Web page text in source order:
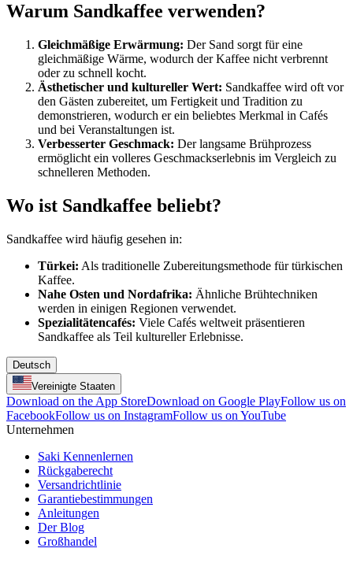
Warum Sandkaffee verwenden?
Gleichmäßige Erwärmung: Der Sand sorgt für eine
gleichmäßige Wärme, wodurch der Kaffee nicht verbrennt
oder zu schnell kocht.
Ästhetischer und kultureller Wert: Sandkaffee wird oft vor
den Gästen zubereitet, um Fertigkeit und Tradition zu
demonstrieren, wodurch er ein beliebtes Merkmal in Cafés
und bei Veranstaltungen ist.
Verbesserter Geschmack: Der langsame Brühprozess
ermöglicht ein volleres Geschmackserlebnis im Vergleich zu
schnelleren Methoden.
Wo ist Sandkaffee beliebt?
Sandkaffee wird häufig gesehen in:
Türkei: Als traditionelle Zubereitungsmethode für türkischen
Kaffee.
Nahe Osten und Nordafrika: Ähnliche Brühtechniken
werden in einigen Regionen verwendet.
Spezialitätencafés: Viele Cafés weltweit präsentieren
Sandkaffee als Teil kultureller Erlebnisse.
Deutsch
Vereinigte Staaten
Download on the App StoreDownload on Google PlayFollow us on
FacebookFollow us on InstagramFollow us on YouTube
Unternehmen
Saki Kennenlernen
Rückgaberecht
Versandrichtlinie
Garantiebestimmungen
Anleitungen
Der Blog
Großhandel